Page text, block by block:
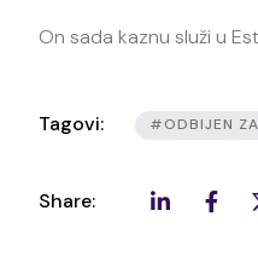
On sada kaznu služi u
Tagovi: #ODBIJEN
Share: